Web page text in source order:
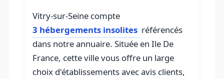
Vitry-sur-Seine compte
3 hébergements insolites référencés
dans notre annuaire. Située en Ile De
France, cette ville vous offre un large
choix d'établissements avec avis clients,